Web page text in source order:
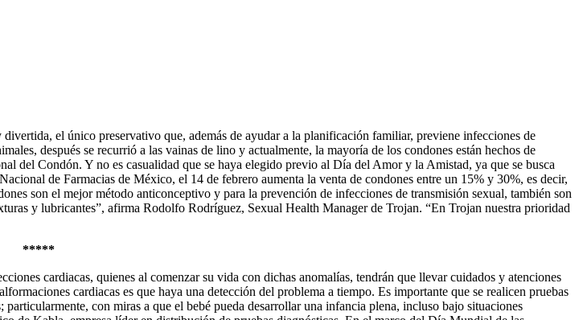
el único preservativo que, además de ayudar a la planificación familiar, previene infecciones de
después se recurrió a las vainas de lino y actualmente, la mayoría de los condones están hechos de
del Condón. Y no es casualidad que se haya elegido previo al Día del Amor y la Amistad, ya que se busca
de Farmacias de México, el 14 de febrero aumenta la venta de condones entre un 15% y 30%, es decir,
son el mejor método anticonceptivo y para la prevención de infecciones de transmisión sexual, también son
y lubricantes”, afirma Rodolfo Rodríguez, Sexual Health Manager de Trojan. “En Trojan nuestra prioridad
*****
cardiacas, quienes al comenzar su vida con dichas anomalías, tendrán que llevar cuidados y atenciones
cardiacas es que haya una detección del problema a tiempo. Es importante que se realicen pruebas
con miras a que el bebé pueda desarrollar una infancia plena, incluso bajo situaciones